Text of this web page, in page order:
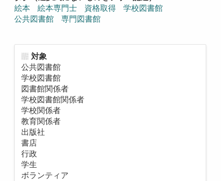
絵本
絵本専門士 資格取得
学校図書館
公共図書館
専門図書館
対象
公共図書館
学校図書館
図書館関係者
学校図書館関係者
学校関係者
教育関係者
出版社
書店
行政
学生
ボランティア